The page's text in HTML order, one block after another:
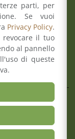
Di
Ad
A Favore
crisi
parti, per
Se vuoi
Privacy Policy.
revocare il tuo
al pannello
di queste